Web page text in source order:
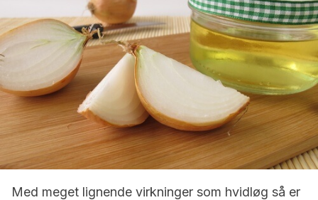
Med meget lignende virkninger som hvidløg så er